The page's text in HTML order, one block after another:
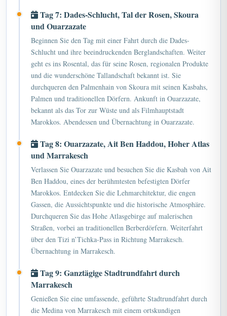
Tag 7: Dades-Schlucht, Tal der Rosen, Skoura
und Ouarzazate
Beginnen Sie den Tag mit einer Fahrt durch die Dades-
Schlucht und ihre beeindruckenden Berglandschaften. Weiter
geht es ins Rosental, das für seine Rosen, regionalen Produkte
und die wunderschöne Tallandschaft bekannt ist. Sie
durchqueren den Palmenhain von Skoura mit seinen Kasbahs,
Palmen und traditionellen Dörfern. Ankunft in Ouarzazate,
bekannt als das Tor zur Wüste und als Filmhauptstadt
Marokkos. Abendessen und Übernachtung in Ouarzazate.
Tag 8: Ouarzazate, Ait Ben Haddou, Hoher Atlas
und Marrakesch
Verlassen Sie Ouarzazate und besuchen Sie die Kasbah von Ait
Ben Haddou, eines der berühmtesten befestigten Dörfer
Marokkos. Entdecken Sie die Lehmarchitektur, die engen
Gassen, die Aussichtspunkte und die historische Atmosphäre.
Durchqueren Sie das Hohe Atlasgebirge auf malerischen
Straßen, vorbei an traditionellen Berberdörfern. Weiterfahrt
über den Tizi n’Tichka-Pass in Richtung Marrakesch.
Übernachtung in Marrakesch.
Tag 9: Ganztägige Stadtrundfahrt durch
Marrakesch
Genießen Sie eine umfassende, geführte Stadtrundfahrt durch
die Medina von Marrakesch mit einem ortskundigen